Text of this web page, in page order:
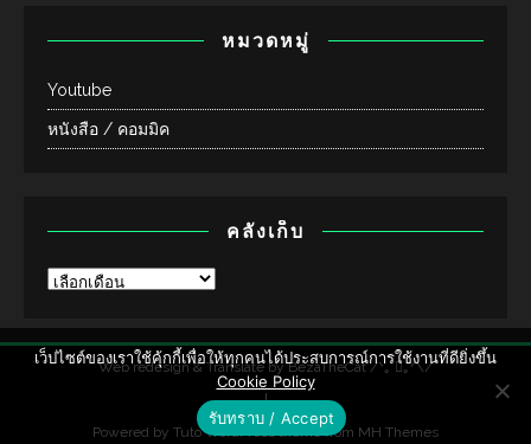
หมวดหมู่
Youtube
หนังสือ / คอมมิค
คลังเก็บ
Web redesign & Translate byBezaTheCat /ᐠ｡ ᳕｡ᐟ\/
|
Powered by Tuto WordPress theme from MH Themes
เว็ปไซต์ของเราใช้คุ้กกี้เพื่อให้ทุกคนได้ประสบการณ์การใช้งานที่ดียิ่งขึ้น
Cookie Policy
รับทราบ / Accept